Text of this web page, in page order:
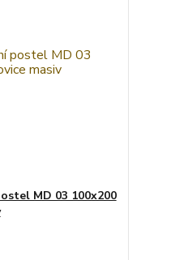
MD 03 100x200